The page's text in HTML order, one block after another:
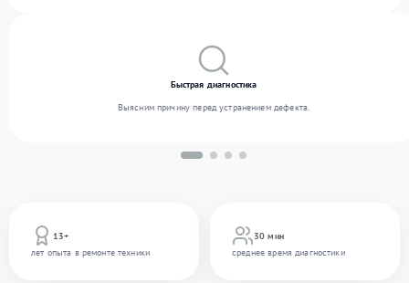
13+
лет опыта в ремонте техники
30 мин
среднее время диагностики
Быстрая диагностика
Выясним причину перед устранением дефекта.